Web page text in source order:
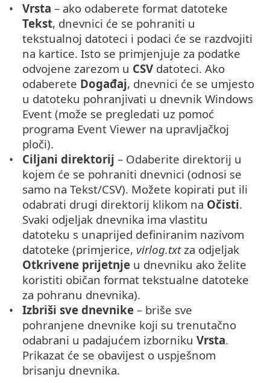
Vrsta – ako odaberete format datoteke
Tekst, dnevnici će se pohraniti u
tekstualnoj datoteci i podaci će se razdvojiti
na kartice. Isto se primjenjuje za podatke
odvojene zarezom u CSV datoteci. Ako
odaberete Događaj, dnevnici će se umjesto
u datoteku pohranjivati u dnevnik Windows
Event (može se pregledati uz pomoć
programa Event Viewer na upravljačkoj
ploči).
Ciljani direktorij – Odaberite direktorij u
kojem će se pohraniti dnevnici (odnosi se
samo na Tekst/CSV). Možete kopirati put ili
odabrati drugi direktorij klikom na Očisti.
Svaki odjeljak dnevnika ima vlastitu
datoteku s unaprijed definiranim nazivom
datoteke (primjerice, virlog.txtza odjeljak
Otkrivene prijetnje u dnevniku ako želite
koristiti običan format tekstualne datoteke
za pohranu dnevnika).
Izbriši sve dnevnike – briše sve
pohranjene dnevnike koji su trenutačno
odabrani u padajućem izbornikuVrsta.
Prikazat će se obavijest o uspješnom
brisanju dnevnika.